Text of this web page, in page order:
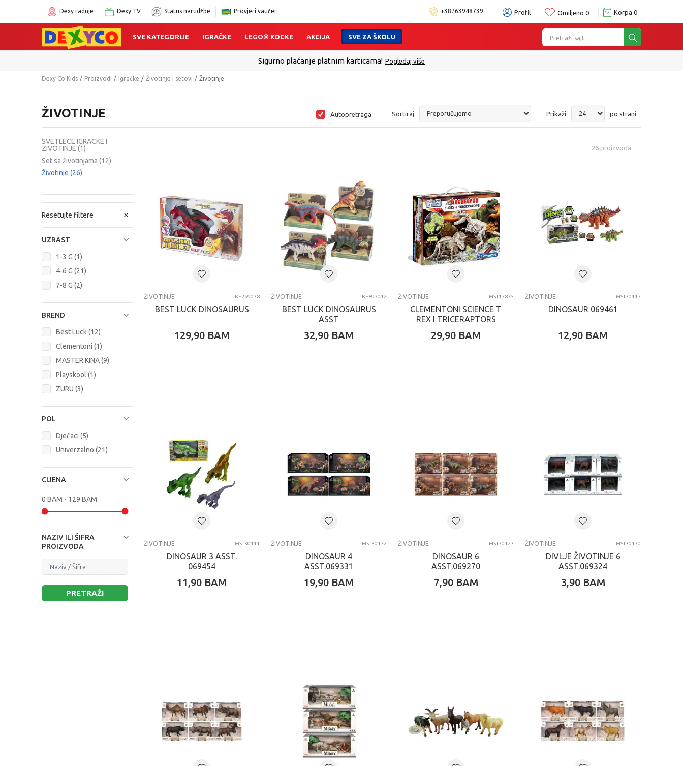
Dexy radnje Dexy TV Status narudžbe Provjeri vaučer +38763948739 Profil Omiljeno 0 Korpa 0
Pretraži sajt
SVE KATEGORIJE IGRAČKE LEGO® KOCKE AKCIJA SVE ZA ŠKOLU
Sigurno plaćanje platnim karticama! Pogledaj više
Dexy Co Kids Proizvodi Igračke Životinje i setovi Životinje
ŽIVOTINJE Autopretraga Sortiraj Prikaži po strani
SVETLECE IGRACKE I
ZIVOTINJE (1)
Set sa životinjama (12)
Životinje (26)
Resetujte filtere
UZRAST
1-3 G (1)
4-6 G (21)
7-8 G (2)
BREND
Best Luck (12)
Clementoni (1)
MASTER KINA (9)
Playskool (1)
ZURU (3)
POL
Dječaci (5)
Univerzalno (21)
CIJENA
NAZIV ILI ŠIFRA
PROIZVODA
PRETRAŽI
26proizvoda
ŽIVOTINJE BE259038
BEST LUCK DINOSAURUS
129,90 BAM
ŽIVOTINJE BE897042
BEST LUCK DINOSAURUS
ASST
32,90 BAM
ŽIVOTINJE MST17875
CLEMENTONI SCIENCE T
REX I TRICERAPTORS
29,90 BAM
ŽIVOTINJE MST30447
DINOSAUR 069461
12,90 BAM
ŽIVOTINJE MST30444
DINOSAUR 3 ASST.
069454
11,90 BAM
ŽIVOTINJE MST30432
DINOSAUR 4
ASST.069331
19,90 BAM
ŽIVOTINJE MST30423
DINOSAUR 6
ASST.069270
7,90 BAM
ŽIVOTINJE MST30430
DIVLJE ŽIVOTINJE 6
ASST.069324
3,90 BAM